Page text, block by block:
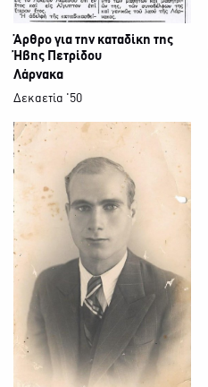
Άρθρο για την καταδίκη της
Ήβης Πετρίδου
Λάρνακα
Δεκαετία '50